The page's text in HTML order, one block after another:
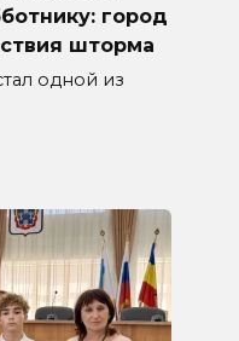
город
шторма
одной из